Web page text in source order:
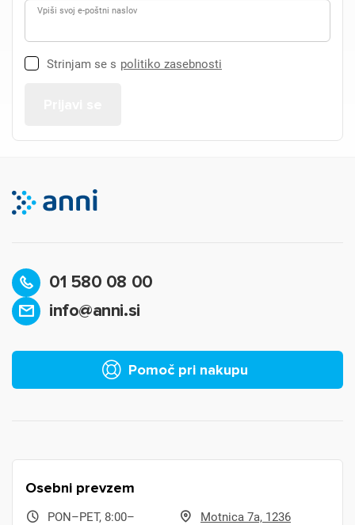
Vpiši svoj e-poštni naslov
Strinjam se s politiko zasebnosti
01 580 08 00
info@anni.si
Pomoč pri nakupu
Osebni prevzem
PON–PET, 8:00–
Motnica 7a, 1236
Prijava
Za dodajanje na seznam želja morate biti prijavljeni.